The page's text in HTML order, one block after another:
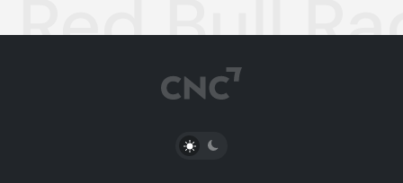
Red Bull
PŘEPNOUT SVĚTLÝ/TMAVÝ REŽIM